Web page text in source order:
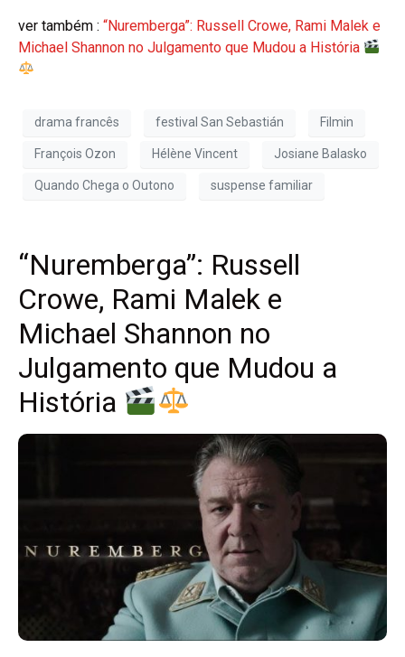
ver também : “Nuremberga”: Russell Crowe, Rami Malek e
Michael Shannon no Julgamento que Mudou a História
drama francês festival San Sebastián Filmin
François Ozon Hélène Vincent Josiane Balasko
Quando Chega o Outono suspense familiar
“Nuremberga”: Russell
Crowe, Rami Malek e
Michael Shannon no
Julgamento que Mudou a
História